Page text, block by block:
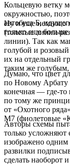
Кольцевую ветку
окружностью,
автобуса Б,
только еще
Ну и еще немного
(толстые линии
линии). Так как
голубой и
их на отдельный
таким же голубым,
Думаю, что цвет
по Новому Арбату
конечная — где-
по тому же
от «Охотного
М7 (фиолетовые
Авторы схемы
только усложняют
изображено одним
развилки
сделать наоборот